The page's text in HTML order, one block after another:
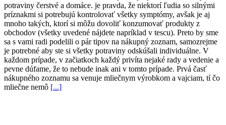
potraviny čerstvé a domáce. je pravda, že niektorí ľudia so silnými
príznakmi si potrebujú kontrolovať všetky symptómy, avšak je aj
mnoho takých, ktorí si môžu dovoliť konzumovať produkty z
obchodov (všetky uvedené nájdete napríklad v tescu). Preto by sme
sa s vami radi podelili o pár tipov na nákupný zoznam, samozrejme
je potrebné aby ste si všetky potraviny odskúšali individuálne. V
každom prípade, v začiatkoch každý privíta nejaké rady a vedenie a
pevne dúfame, že to nebude inak ani v tomto prípade. Prvá časť
nákupného zoznamu sa venuje mliečnym výrobkom a vajciam, tí čo
mliečne nemô [...]